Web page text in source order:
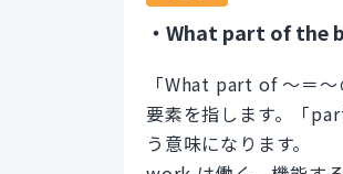
・What part of the
「What part of 〜＝
要素を指します。「
う意味になります。